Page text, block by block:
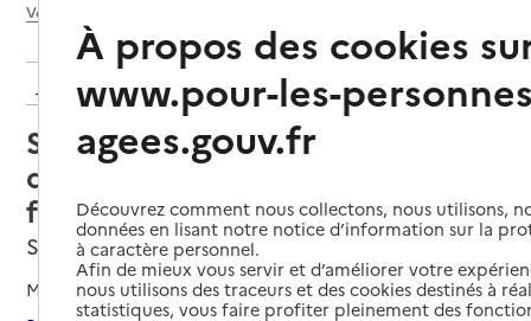
Voir le fil d’Ariane
Retour aux résultats de l'annuaire
Service de soins infirmiers à
domicile – SSIAD - Croix-Rouge
française
Seissan, GERS
Mis à jour le07/08/2026
À propos des cookies
www.pour-les-
agees.gouv.fr
Découvrez comment nous collectons, nous utilisons,
données en lisant notre notice d’information sur la
à caractère personnel.
Afin de mieux vous servir et d’améliorer votre
nous utilisons des traceurs et des cookies destinés à
statistiques, vous faire profiter pleinement des